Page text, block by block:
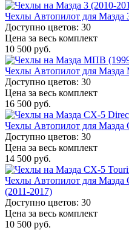
Чехлы Автопилот для Мазда
Доступно цветов: 30
Цена за весь комплект
10 500 руб.
Чехлы Автопилот для
Доступно цветов: 30
Цена за весь комплект
16 500 руб.
Чехлы Автопилот для Мазда
Доступно цветов: 30
Цена за весь комплект
14 500 руб.
Чехлы Автопилот для Мазда
(2011-2017)
Доступно цветов: 30
Цена за весь комплект
10 500 руб.